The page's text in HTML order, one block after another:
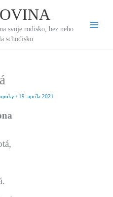
svoje rodisko, bez neho
schodisko
/ 19. apríla 2021